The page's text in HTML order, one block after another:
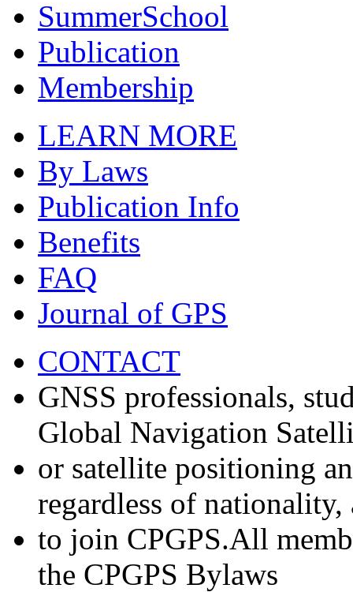
SummerSchool
Publication
Membership
LEARN MORE
By Laws
Publication Info
Benefits
FAQ
Journal of GPS
CONTACT
GNSS professionals,
Global Navigation
or satellite positioning
regardless of nationality,
to join CPGPS.All
the CPGPS Bylaws